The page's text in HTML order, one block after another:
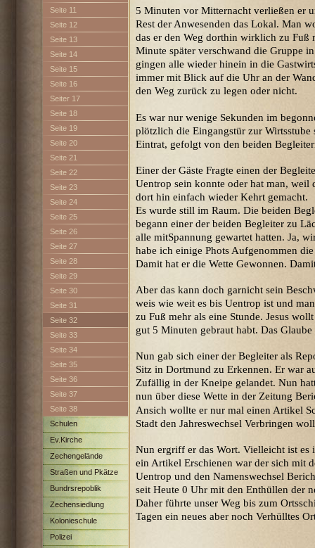
Seite 11
Seite 12
Seite 13
Seite 14
Seite 15
Seite 16
Seiter 17
Seite 18
Seite 19
Seite 20
Seite 21
Seite 22
Seite 23
Seite 24
Seite 25
Seite 26
Seite 27
Seite 28
Seite 29
Seite 30
Seite 31
Seite 32
Seite 33
Seite 34
Seite 35
Seite 36
Seite 37
Seite 38
Schulen
Ev.Kirche
Zechengelände
Straßen und Pkätze
Bundrsrepoblik
Zechensiedlung
Maximilian
Kolonieschule
Polizei
5 Minuten vor Mitternacht verließen er
Rest der Anwesenden das Lokal. Man
das er den Weg dorthin wirklich zu Fuß
Minute später verschwand die Gruppe
gingen alle wieder hinein in die
immer mit Blick auf die Uhr an der
den Weg zurück zu legen oder nicht.
Es war nur wenige Sekunden im
plötzlich die Eingangstür zur
Eintrat, gefolgt von den beiden
Einer der Gäste Fragte einen der
Uentrop sein konnte oder hat man, weil
dort hin einfach wieder Kehrt gemacht.
Es wurde still im Raum. Die beiden
begann einer der beiden Begleiter zu
alle mitSpannung gewartet hatten. Ja,
habe ich einige Phots Aufgenommen
Damit hat er die Wette Gewonnen.
Aber das kann doch garnicht sein
weis wie weit es bis Uentrop ist und
zu Fuß mehr als eine Stunde. Jesus
gut 5 Minuten gebraut habt. Das
Nun gab sich einer der Begleiter als
Sitz in Dortmund zu Erkennen. Er war
Zufällig in der Kneipe gelandet. Nun
nun über diese Wette in der Zeitung
Ansich wollte er nur mal einen Artikel
Stadt den Jahreswechsel Verbringen
Nun ergriff er das Wort. Vielleicht ist es
ein Artikel Erschienen war der sich mit
Uentrop und den Namenswechsel
seit Heute 0 Uhr mit den Enthüllen der
Daher führte unser Weg bis zum
Tagen ein neues aber noch Verhülltes